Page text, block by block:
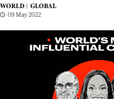
WORLD |
GLOBAL
09 May 2022